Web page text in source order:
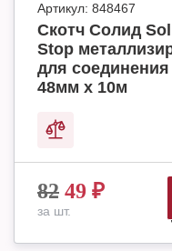
Артикул: 848467
Скотч Солид
Stop
для
48мм х 10м
82 49 ₽
за шт.